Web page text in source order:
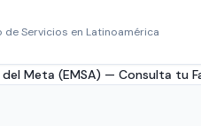
Servicios en Latinoamérica
Meta (EMSA) — Consulta tu